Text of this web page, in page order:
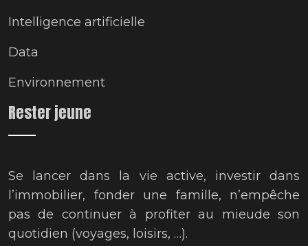
Intelligence artificielle
Data
Environnement
Rester jeune
Se lancer dans la vie active, investir dans
l’immobilier, fonder une famille, n’empêche
pas de continuer à profiter au mieude son
quotidien (voyages, loisirs, …).